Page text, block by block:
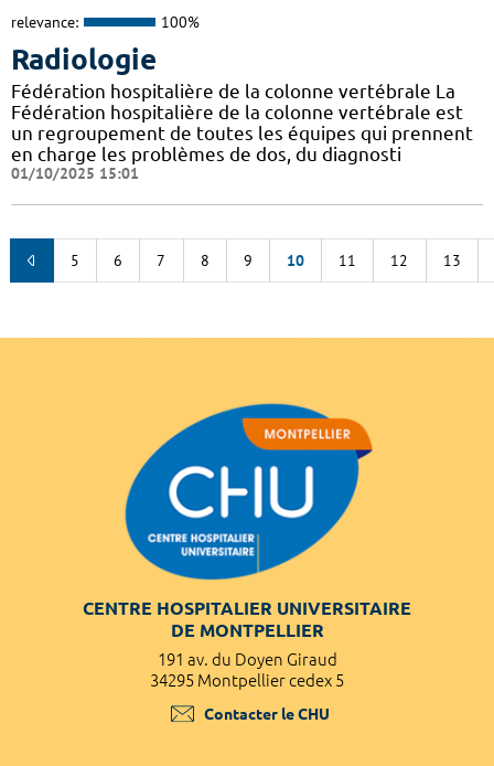
relevance: 100%
Radiologie
Fédération hospitalière de la colonne vertébrale La
Fédération hospitalière de la colonne vertébrale est
un regroupement de toutes les équipes qui prennent
en charge les problèmes de dos, du diagnosti
01/10/2025 15:01
5 6 7 8 9 10 11 12 13
CENTRE HOSPITALIER UNIVERSITAIRE
DE MONTPELLIER
191 av. du Doyen Giraud
34295 Montpellier cedex 5
Contacter le CHU